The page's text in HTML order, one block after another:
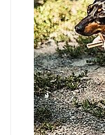
#155609
Feljött megnézni a